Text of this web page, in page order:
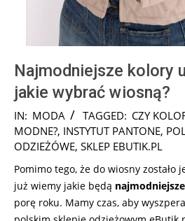
Najmodniejsze kolory
jakie wybrać wiosną?
2026-
02-
23
IN: MODA TAGGED: CZY
MODNE?, INSTYTUT PANTONE,
ODZIEŻÓWE, SKLEP EBUTIK.PL
Pomimo tego, że do wiosny zostało
już wiemy jakie będą
porę roku. Mamy czas, aby